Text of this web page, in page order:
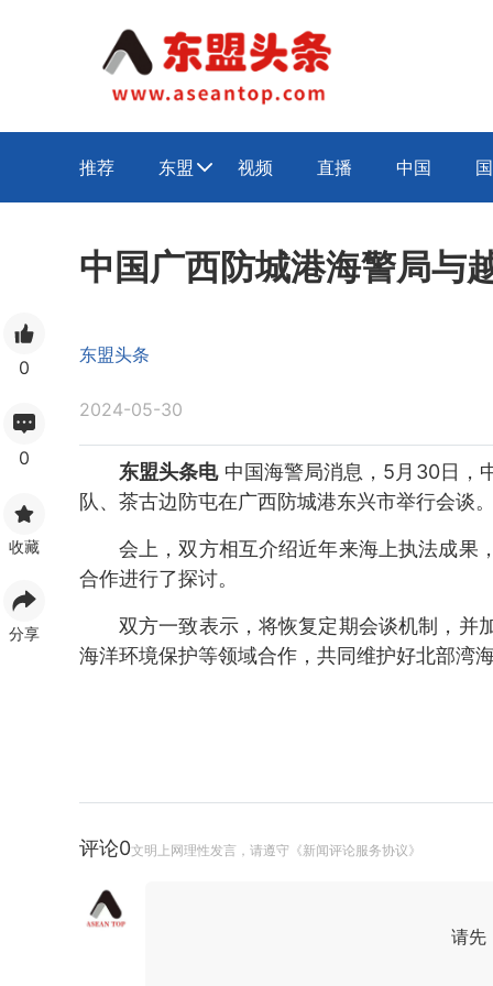
推荐 东盟  视频 直播 中国
0
0
收藏
分享
中国广西防城港海警局与
东盟头条
2024-05-30
东盟头条电中国海警局消息，5月30日，
队、茶古边防屯在广西防城港东兴市举行会谈
会上，双方相互介绍近年来海上执法成果
合作进行了探讨。
双方一致表示，将恢复定期会谈机制，并
海洋环境保护等领域合作，共同维护好北部湾
评论0文明上网理性发言，请遵守《新闻评论服务协议》
请先